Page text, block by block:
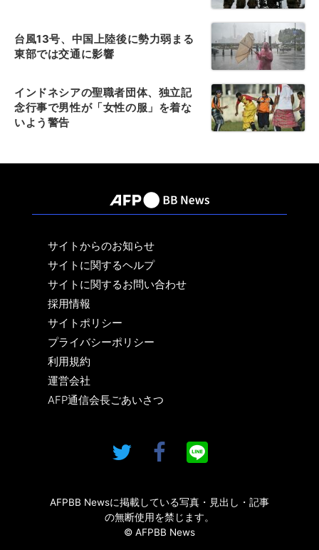
台風13号、中国上陸後に勢力弱まる
東部では交通に影響
インドネシアの聖職者団体、独立記
念行事で男性が「女性の服」を着な
いよう警告
サイトからのお知らせ
サイトに関するヘルプ
サイトに関するお問い合わせ
採用情報
サイトポリシー
プライバシーポリシー
利用規約
運営会社
AFP通信会長ごあいさつ
AFPBB Newsに掲載している写真・見出し・記事
の無断使用を禁じます。
© AFPBB News